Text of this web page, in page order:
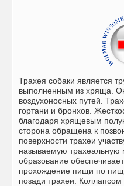
Трахея собаки является
выполненным из хряща.
воздухоносных путей.
гортани и бронхов.
благодаря хрящевым
сторона обращена к
поверхности трахеи
называемую
образование
прохождение пищи по
позади трахеи. Коллапсом